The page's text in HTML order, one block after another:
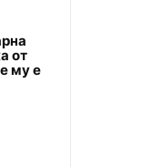
от
му е